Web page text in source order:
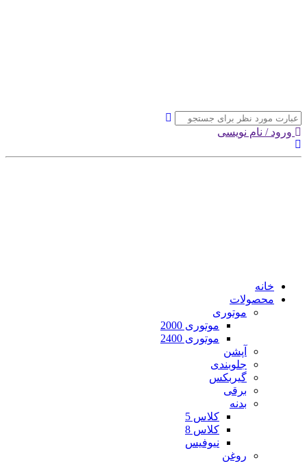
ورود / نام نویسی
خانه
محصولات
موتوری
موتوری 2000
موتوری 2400
آپشن
جلوبندی
گیربکس
برقی
بدنه
کلاس 5
کلاس 8
نیوفیس
روغن